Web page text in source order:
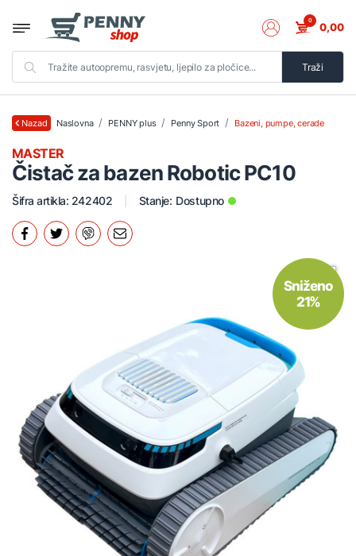
Traži
0 0,00
Nazad Naslovna PENNY plus Penny Sport Bazeni, pumpe, cerade
Čistač za bazen Robotic PC10
MASTER
Šifra artikla: 242402 Stanje: Dostupno
Sniženo
21%